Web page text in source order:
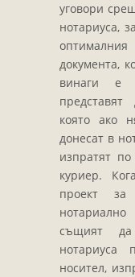
Брачни
ТАКСИ
КОНТАКТИ
уговори
нотариуса,
докумeнта,
винаги е
която ако
донесат в
изпратят
куриер.
проект
същият
нотариуса
носител,